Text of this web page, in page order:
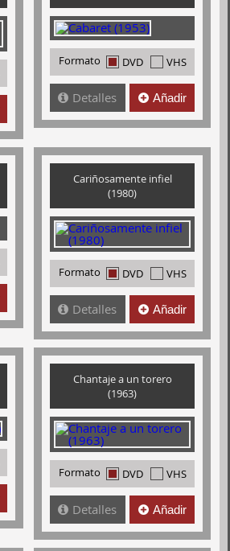
Formato DVD VHS
Detalles Añadir
Cariñosamente infiel
(1980)
Formato DVD VHS
Detalles Añadir
Chantaje a un torero
(1963)
Formato DVD VHS
Detalles Añadir